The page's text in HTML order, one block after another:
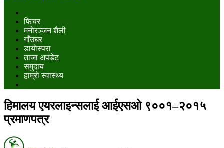
फिचर
मनाेरञ्जन शैली
गाँउघर
डायाेस्परा
ताजा अपडेट
समुदाय
हाम्राे स्वास्थ्य
हिमालय एयरलाइन्सलाई आईएसओ ९००१–२०१५
प्रमाणपत्र